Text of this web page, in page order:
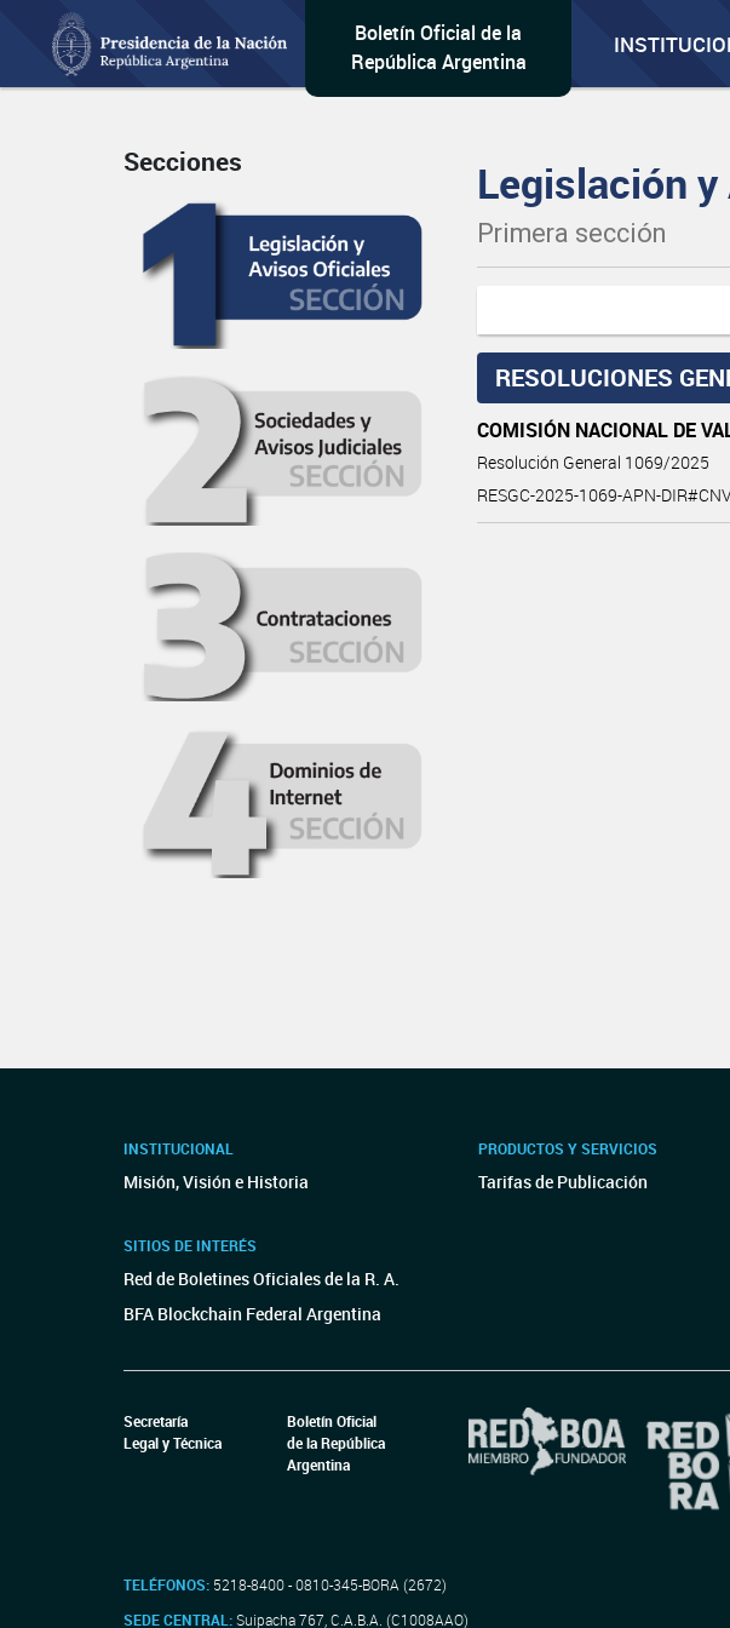
Boletín Oficial de la
República Argentina
Secciones Legislación
Primera sección
RESOLUCIONES
COMISIÓN NACIONAL DE
Resolución General 1069/2025
RESGC-2025-1069-APN-
INSTITUCIONAL
Misión, Visión e Historia
SITIOS DE INTERÉS
Red de Boletines Oficiales de la R. A.
BFA Blockchain Federal Argentina
PRODUCTOS Y SERVICIOS
Tarifas de Publicación
Secretaría
Legal y Técnica
Boletín Oficial
de la República
Argentina
TELÉFONOS: 5218-8400 - 0810-345-BORA (2672)
SEDE CENTRAL:Suipacha 767, C.A.B.A. (C1008AAO)